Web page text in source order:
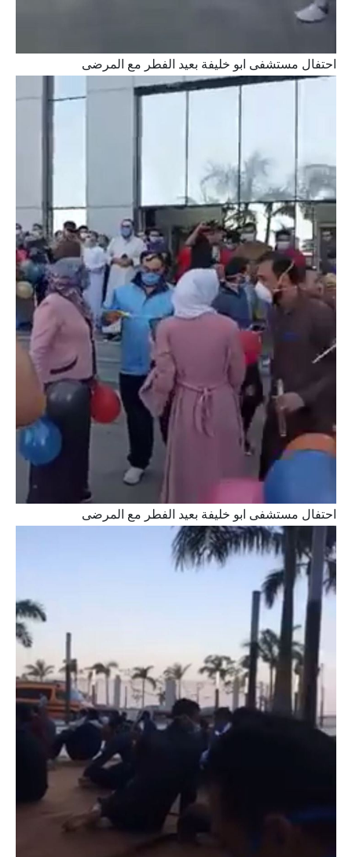
احتفال مستشفى ابو خليفة بعيد الفطر مع المرضى
احتفال مستشفى ابو خليفة بعيد الفطر مع المرضى